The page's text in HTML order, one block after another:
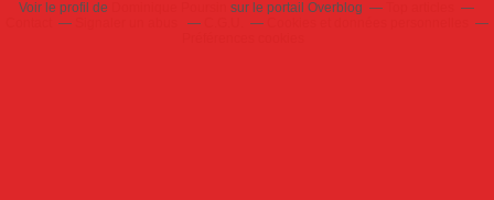
Voir le profil de sur le portail Overblog